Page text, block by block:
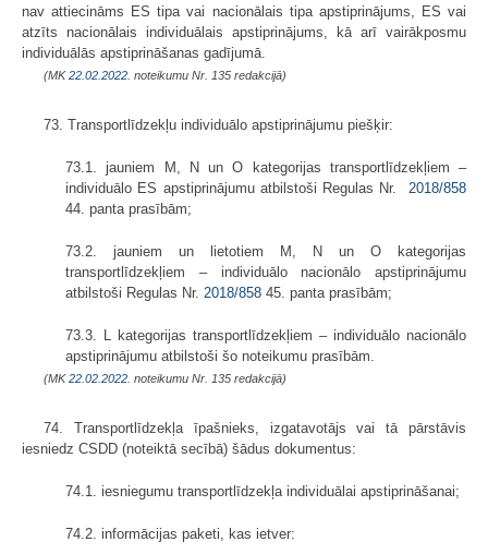
nav attiecināms ES tipa vai nacionālais tipa apstiprinājums, ES vai
atzīts nacionālais individuālais apstiprinājums, kā arī vairākposmu
individuālās apstiprināšanas gadījumā.
(MK22.02.2022. noteikumu Nr. 135 redakcijā)
73. Transportlīdzekļu individuālo apstiprinājumu piešķir:
73.1. jauniem M, N un O kategorijas transportlīdzekļiem –
individuālo ES apstiprinājumu atbilstoši Regulas Nr. 2018/858
44. panta prasībām;
73.2. jauniem un lietotiem M, N un O kategorijas
transportlīdzekļiem – individuālo nacionālo apstiprinājumu
atbilstoši Regulas Nr. 2018/858 45. panta prasībām;
73.3. L kategorijas transportlīdzekļiem – individuālo nacionālo
apstiprinājumu atbilstoši šo noteikumu prasībām.
(MK22.02.2022. noteikumu Nr. 135 redakcijā)
74. Transportlīdzekļa īpašnieks, izgatavotājs vai tā pārstāvis
iesniedz CSDD (noteiktā secībā) šādus dokumentus:
74.1. iesniegumu transportlīdzekļa individuālai apstiprināšanai;
74.2. informācijas paketi, kas ietver: